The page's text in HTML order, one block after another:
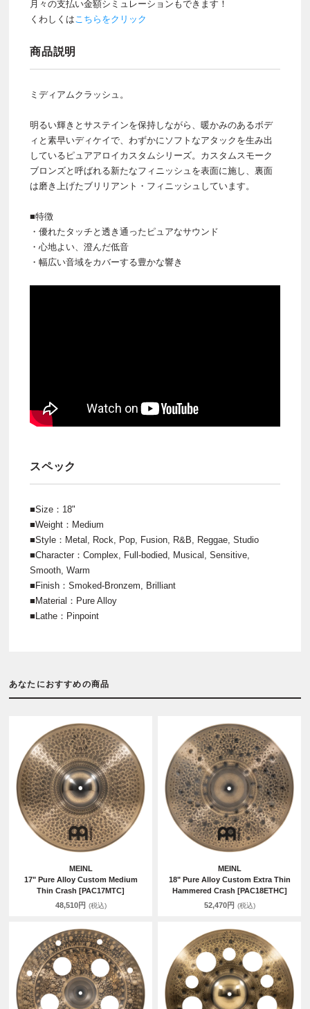
月々の支払い金額シミュレーションもできます！
くわしくはこちらをクリック
商品説明
ミディアムクラッシュ。
明るい輝きとサステインを保持しながら、暖かみのあるボデ
ィと素早いディケイで、わずかにソフトなアタックを生み出
しているピュアアロイカスタムシリーズ。カスタムスモーク
ブロンズと呼ばれる新たなフィニッシュを表面に施し、裏面
は磨き上げたブリリアント・フィニッシュしています。
■特徴
・優れたタッチと透き通ったピュアなサウンド
・心地よい、澄んだ低音
・幅広い音域をカバーする豊かな響き
スペック
■Size：18"
■Weight：Medium
■Style：Metal, Rock, Pop, Fusion, R&B, Reggae, Studio
■Character：Complex, Full-bodied, Musical, Sensitive,
Smooth, Warm
■Finish：Smoked-Bronzem, Brilliant
■Material：Pure Alloy
■Lathe：Pinpoint
あなたにおすすめの商品
MEINL
17" Pure Alloy Custom Medium
Thin Crash [PAC17MTC]
48,510円 (税込)
MEINL
18" Pure Alloy Custom Extra Thin
Hammered Crash [PAC18ETHC]
52,470円 (税込)